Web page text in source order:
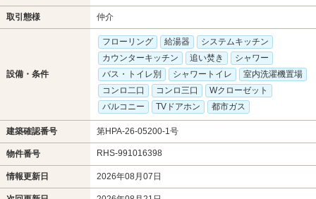
取引態様 仲介
設備・条件
フローリング 給湯器
システムキッチン
カウンターキッチン
追い焚き
シャワー
バス・トイレ別
シャワートイレ
室内洗濯機置場
コンロ二口
コンロ三口
Wクローゼット
バルコニー
TVドアホン 都市ガス
建築確認番号 第HPA-26-05200-1号
物件番号 RHS-991016398
情報更新日 2026年08月07日